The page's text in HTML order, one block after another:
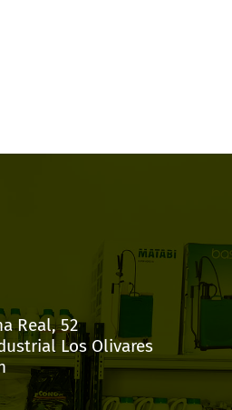
Real, 52
Los Olivares